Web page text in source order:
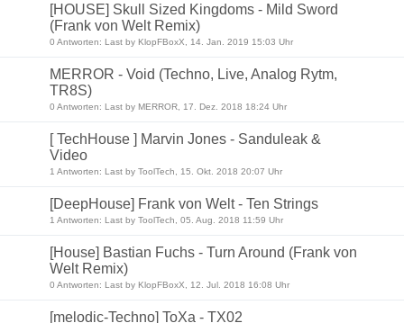
[HOUSE] Skull Sized Kingdoms - Mild Sword
(Frank von Welt Remix)
0 Antworten: Last by KlopFBoxX, 14. Jan. 2019 15:03 Uhr
MERROR - Void (Techno, Live, Analog Rytm,
TR8S)
0 Antworten: Last by MERROR, 17. Dez. 2018 18:24 Uhr
[ TechHouse ] Marvin Jones - Sanduleak &
Video
1 Antworten: Last by ToolTech, 15. Okt. 2018 20:07 Uhr
[DeepHouse] Frank von Welt - Ten Strings
1 Antworten: Last by ToolTech, 05. Aug. 2018 11:59 Uhr
[House] Bastian Fuchs - Turn Around (Frank von
Welt Remix)
0 Antworten: Last by KlopFBoxX, 12. Jul. 2018 16:08 Uhr
[melodic-Techno] ToXa - TX02